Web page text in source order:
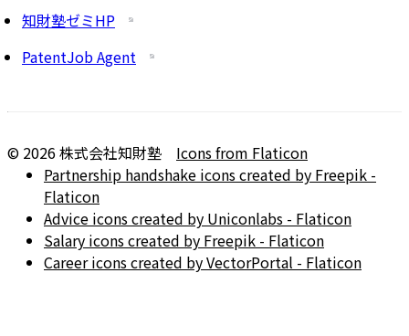
知財塾ゼミHP
PatentJob Agent
© 2026株式会社知財塾
Icons from Flaticon
Partnership handshake icons created by Freepik -
Flaticon
Advice icons created by Uniconlabs - Flaticon
Salary icons created by Freepik - Flaticon
Career icons created by VectorPortal - Flaticon